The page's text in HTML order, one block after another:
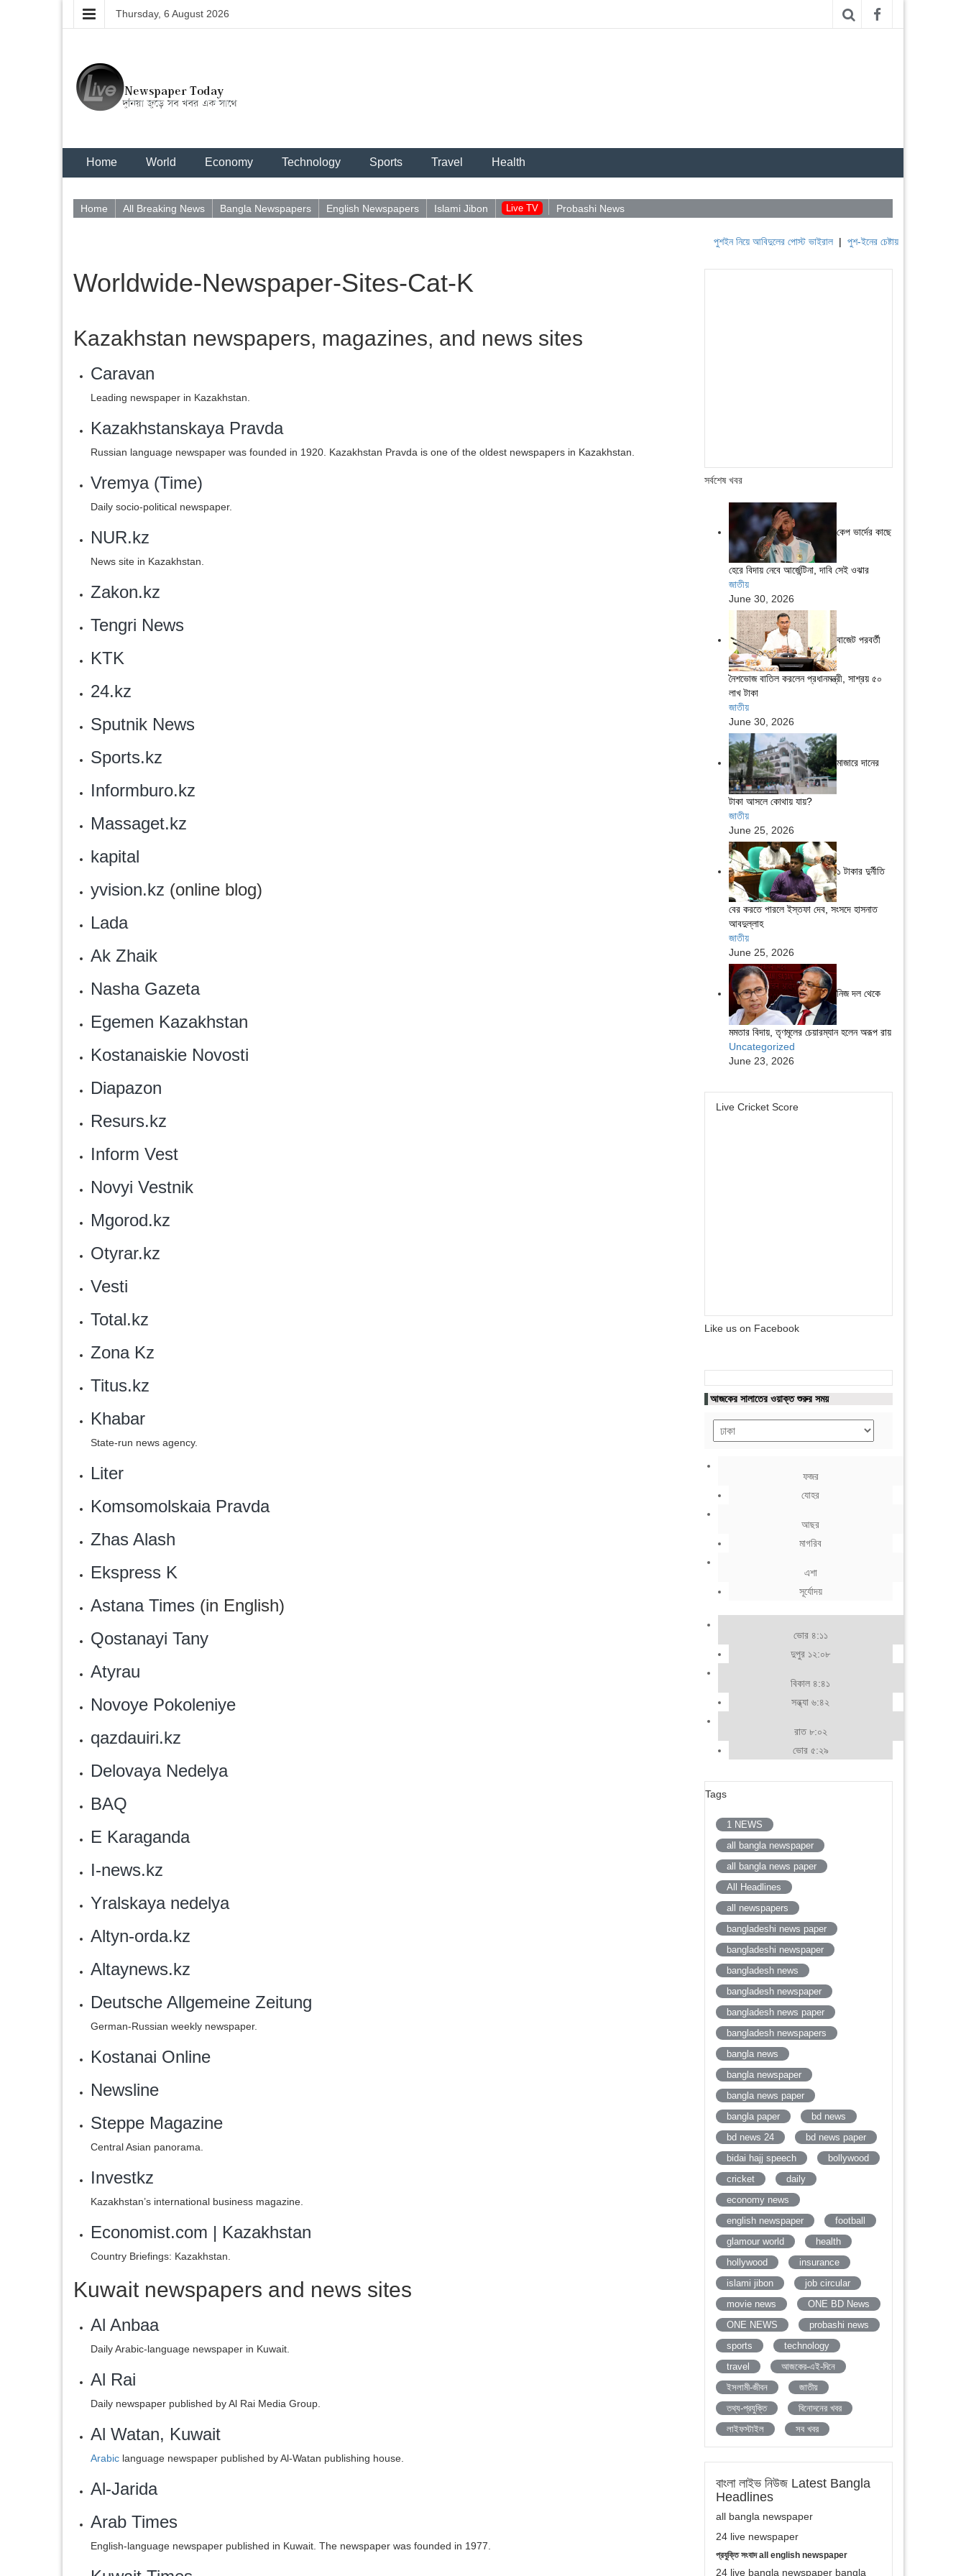
Thursday, 6 August 2026
Home World Economy Technology Sports Travel Health
Home All Breaking News Bangla Newspapers English Newspapers Islami Jibon Live TV Probashi News
পুশইন নিয়ে আবিদুলের পোস্ট ভাইরাল|পুশ-ইনের চেষ্টায় বিএসএফ, পণ্ড করছে বিজিবি
Worldwide-Newspaper-Sites-Cat-K
Kazakhstan newspapers, magazines, and news sites
Caravan
Leading newspaper in Kazakhstan.
Kazakhstanskaya Pravda
Russian language newspaper was founded in 1920. Kazakhstan Pravda is one of the oldest newspapers in Kazakhstan.
Vremya (Time)
Daily socio-political newspaper.
NUR.kz
News site in Kazakhstan.
Zakon.kz
Tengri News
KTK
24.kz
Sputnik News
‎Sports.kz
Informburo.kz
Massaget.kz
kapital
yvision.kz (online blog)
Lada
Ak Zhaik
Nasha Gazeta
Egemen Kazakhstan
Kostanaiskie Novosti
Diapazon
Resurs.kz
Inform Vest
Novyi Vestnik
‎Mgorod.kz
‎Otyrar.kz
Vesti
Total.kz
Zona Kz
Titus.kz
Khabar
State-run news agency.
Liter
Komsomolskaia Pravda
Zhas Alash
Ekspress K
Astana Times (in English)
Qostanayi Tany
Atyrau
Novoye Pokoleniye
qazdauiri.kz
Delovaya Nedelya
BAQ
E Karaganda
I-news.kz‎
‎Yralskaya nedelya
Altyn-orda.kz
Altaynews.kz
Deutsche Allgemeine Zeitung‎
German-Russian weekly newspaper.
‎Kostanai Online
Newsline‎
Steppe Magazine
Central Asian panorama.
Investkz
Kazakhstan’s international business magazine.
Economist.com | Kazakhstan
Country Briefings: Kazakhstan.
Kuwait newspapers and news sites
Al Anbaa
Daily Arabic-language newspaper in Kuwait.
Al Rai
Daily newspaper published by Al Rai Media Group.
Al Watan, Kuwait
Arabic language newspaper published by Al-Watan publishing house.
Al-Jarida
Arab Times
English-language newspaper published in Kuwait. The newspaper was founded in 1977.
সর্বশেষ খবর
কেপ ভার্দের কাছে
হেরে বিদায় নেবে আর্জেন্টিনা, দাবি সেই ওঝার
জাতীয়
June 30, 2026
বাজেট পরবর্তী
নৈশভোজ বাতিল করলেন প্রধানমন্ত্রী, সাশ্রয় ৫০
লাখ টাকা
জাতীয়
June 30, 2026
মাজারে দানের
টাকা আসলে কোথায় যায়?
জাতীয়
June 25, 2026
১ টাকার দুর্নীতি
বের করতে পারলে ইস্তফা দেব, সংসদে হাসনাত
আবদুল্লাহ
জাতীয়
June 25, 2026
নিজ দল থেকে
মমতার বিদায়, তৃণমূলের চেয়ারম্যান হলেন অরূপ রায়
Uncategorized
June 23, 2026
Live Cricket Score
Like us on Facebook
আজকের সালাতের ওয়াক্ত শুরুর সময়
ফজর
যোহর
আছর
মাগরিব
এশা
সূর্যোদয়
ভোর ৪:১১
দুপুর ১২:০৮
বিকাল ৪:৪১
সন্ধ্যা ৬:৪২
রাত ৮:০২
ভোর ৫:২৯
Tags
1 NEWS
all bangla newspaper
all bangla news paper
All Headlines
all newspapers
bangladeshi news paper
bangladeshi newspaper
bangladesh news
bangladesh newspaper
bangladesh news paper
bangladesh newspapers
bangla news
bangla newspaper
bangla news paper
bangla paper
bd news
bd news 24
bd news paper
bidai hajj speech
bollywood
cricket
daily
economy news
english newspaper
football
glamour world
health
hollywood
insurance
islami jibon
job circular
movie news
ONE BD News
ONE NEWS
probashi news
sports
technology
travel
আজকের-এই-দিনে
ইসলামী-জীবন
জাতীয়
তথ্য-প্রযুক্তি
বিনোদনের খবর
লাইফস্টাইল
সব খবর
বাংলা লাইভ নিউজ Latest Bangla
Headlines
all bangla newspaper
24 live newspaper
প্রযুক্তি সংবাদ all english newspaper
24 live bangla newspaper bangla